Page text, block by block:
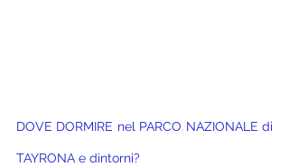
DOVE DORMIRE nel PARCO NAZIONALE di
TAYRONA e dintorni?